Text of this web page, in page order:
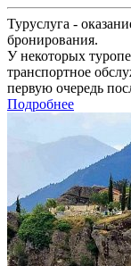
Туруслуга -
бронирования.
У некоторых
транспортное
первую очередь
Подробнее